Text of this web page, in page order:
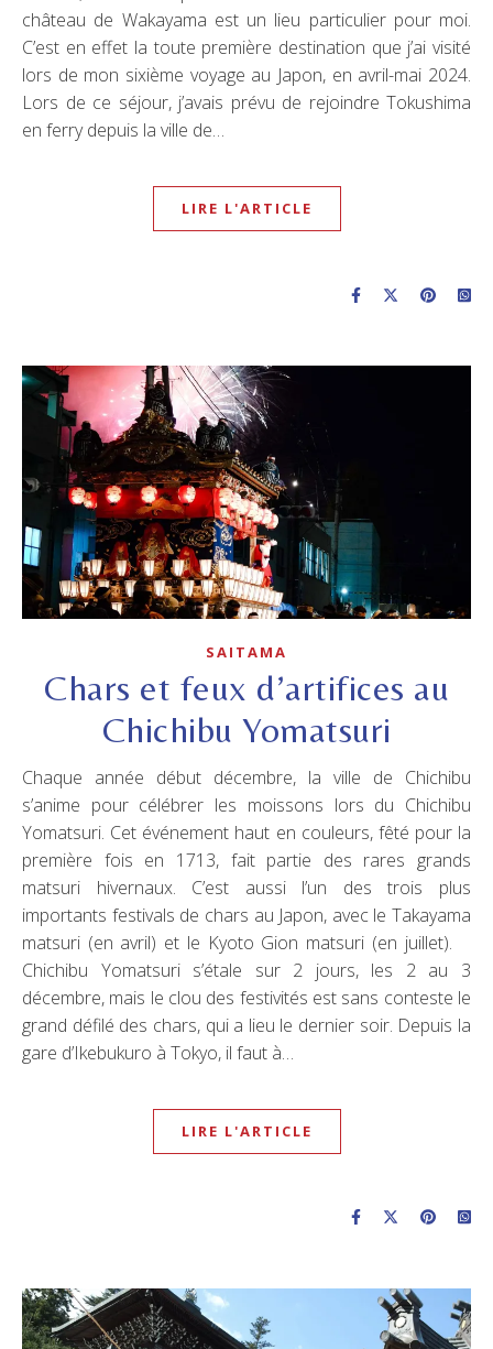
château de Wakayama est un lieu particulier pour moi.
C’est en effet la toute première destination que j’ai visité
lors de mon sixième voyage au Japon, en avril-mai 2024.
Lors de ce séjour, j’avais prévu de rejoindre Tokushima
en ferry depuis la ville de…
LIRE L'ARTICLE
SAITAMA
Chars et feux d’artifices au
Chichibu Yomatsuri
Chaque année début décembre, la ville de Chichibu
s’anime pour célébrer les moissons lors du Chichibu
Yomatsuri. Cet événement haut en couleurs, fêté pour la
première fois en 1713, fait partie des rares grands
matsuri hivernaux. C’est aussi l’un des trois plus
importants festivals de chars au Japon, avec le Takayama
matsuri (en avril) et le Kyoto Gion matsuri (en juillet).
Chichibu Yomatsuri s’étale sur 2 jours, les 2 au 3
décembre, mais le clou des festivités est sans conteste le
grand défilé des chars, qui a lieu le dernier soir. Depuis la
gare d’Ikebukuro à Tokyo, il faut à…
LIRE L'ARTICLE